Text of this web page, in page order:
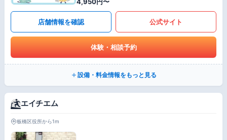
4,950円〜
店舗情報を確認 公式サイト
体験・相談予約
設備・料金情報をもっと見る
エイチエム
板橋区役所から1m